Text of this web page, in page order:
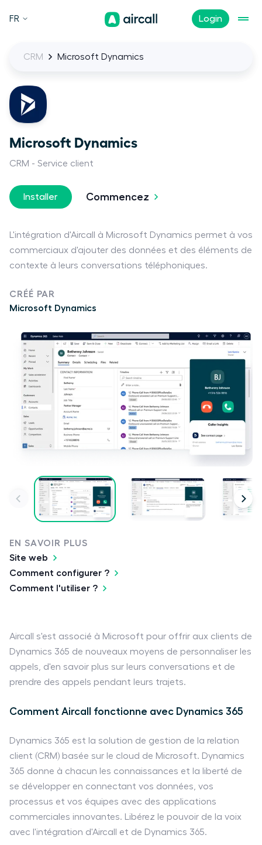
Login
FR
CRM Microsoft Dynamics
Microsoft Dynamics
CRM Service client
Installer Commencez
L'intégration d'Aircall à Microsoft Dynamics permet à vos
commerciaux d'ajouter des données et des éléments de
contexte à leurs conversations téléphoniques.
CRÉÉ PAR
Microsoft Dynamics
EN SAVOIR PLUS
Site web
Comment configurer ?
Comment l'utiliser ?
Aircall s'est associé à Microsoft pour offrir aux clients de
Dynamics 365 de nouveaux moyens de personnaliser les
appels, d'en savoir plus sur leurs conversations et de
prendre des appels pendant leurs trajets.
Comment Aircall fonctionne avec Dynamics 365
Dynamics 365 est la solution de gestion de la relation
client (CRM) basée sur le cloud de Microsoft. Dynamics
365 donne à chacun les connaissances et la liberté de
se développer en connectant vos données, vos
processus et vos équipes avec des applications
commerciales innovantes. Libérez le pouvoir de la voix
avec l'intégration d'Aircall et de Dynamics 365.